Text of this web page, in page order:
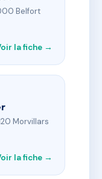
Belfort
la fiche →
Morvillars
la fiche →